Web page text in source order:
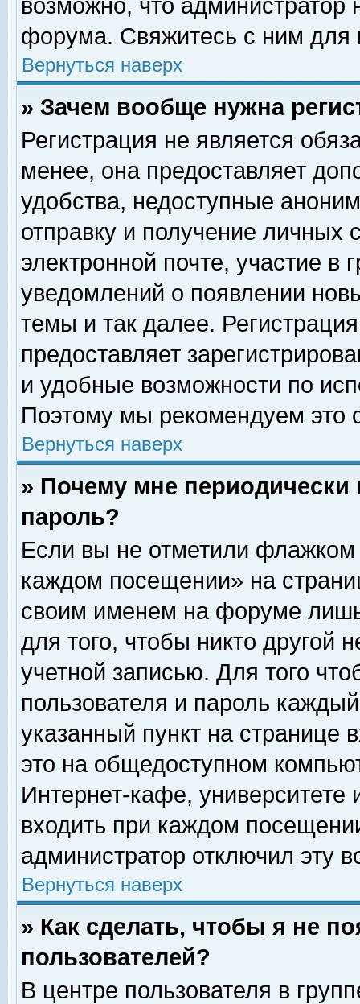
возможно, что
форума. Свяжитесь с ним для
Вернуться наверх
» Зачем вообще нужна
Регистрация не является
менее, она предоставляет
удобства, недоступные
отправку и получение личных
электронной почте, участие в
уведомлений о появлении
темы и так далее.
предоставляет
и удобные возможности по
Поэтому мы рекомендуем это
Вернуться наверх
» Почему мне
пароль?
Если вы не отметили флажком
каждом посещении» на
своим именем на форуме
для того, чтобы никто другой
учетной записью. Для того
пользователя и пароль
указанный пункт на
это на общедоступном
Интернет-кафе, университете
входить при каждом
администратор отключил эту
Вернуться наверх
» Как сделать, чтобы я не
пользователей?
В центре пользователя в